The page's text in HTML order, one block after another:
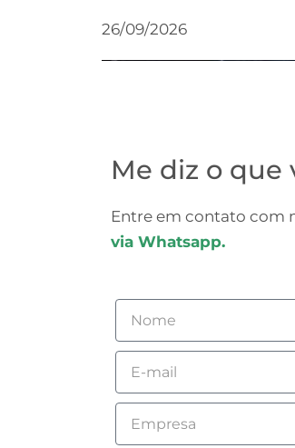
26/09/2026
Me diz o que
Entre em contato com
via Whatsapp.
Nome
Email
Empresa